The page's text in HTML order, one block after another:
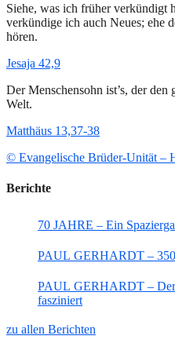
Siehe, was ich früher verkündigt
verkündige ich auch Neues; ehe
hören.
Jesaja 42,9
Der Menschensohn ist’s, der
Welt.
Matthäus 13,37-38
© Evangelische Brüder-Unität –
Berichte
70 JAHRE – Ein
PAUL GERHARDT –
PAUL GERHARDT – Der
fasziniert
zu allen Berichten